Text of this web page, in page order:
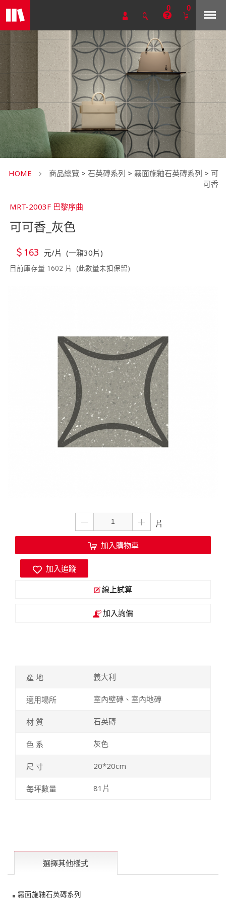
0 0
HOME 商品總覽 > 石英磚系列 > 霧面施釉石英磚系列 > 可
可香
MRT-2003F 巴黎序曲
可可香_灰色
＄163 元/片 (一箱30片)
目前庫存量 1602 片 (此數量未扣保留)
加入購物車
加入追蹤
線上試算
加入詢價
義大利
室內壁磚、室內地磚
石英磚
灰色
20*20cm
81片
選擇其他樣式
霧面施釉石英磚系列